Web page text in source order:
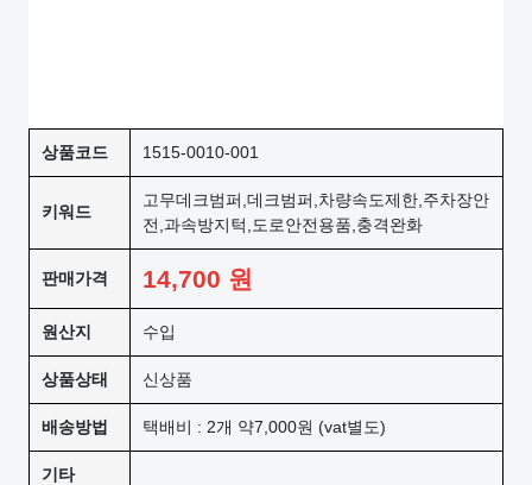
상품코드 1515-0010-001
키워드
고무데크범퍼,데크범퍼,차량속도제한,주차장안
전,과속방지턱,도로안전용품,충격완화
판매가격 14,700 원
원산지 수입
상품상태 신상품
배송방법 택배비 : 2개 약7,000원 (vat별도)
기타